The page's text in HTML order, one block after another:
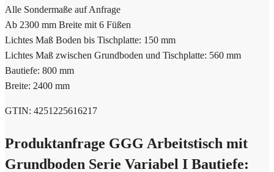
Alle Sondermaße auf Anfrage
Ab 2300 mm Breite mit 6 Füßen
Lichtes Maß Boden bis Tischplatte: 150 mm
Lichtes Maß zwischen Grundboden und Tischplatte: 560 mm
Bautiefe: 800 mm
Breite: 2400 mm
GTIN: 4251225616217
Produktanfrage GGG Arbeitstisch mit
Grundboden Serie Variabel I Bautiefe: